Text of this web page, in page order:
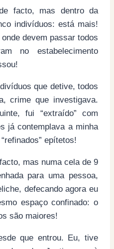
facto, mas dentro da
indivíduos: está mais!
devem passar todos
no estabelecimento
que detive, todos
crime que investigava.
fui “extraído” com
já contemplava a minha
epítetos!
mas numa cela de 9
para uma pessoa,
defecando agora eu
espaço confinado: o
são maiores!
que entrou. Eu, tive